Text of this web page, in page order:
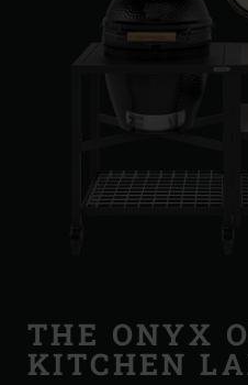
THE ONYX
KITCHEN